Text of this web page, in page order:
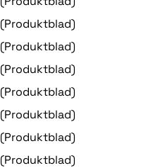
(Produktblad)
(Produktblad)
(Produktblad)
(Produktblad)
(Produktblad)
(Produktblad)
(Produktblad)